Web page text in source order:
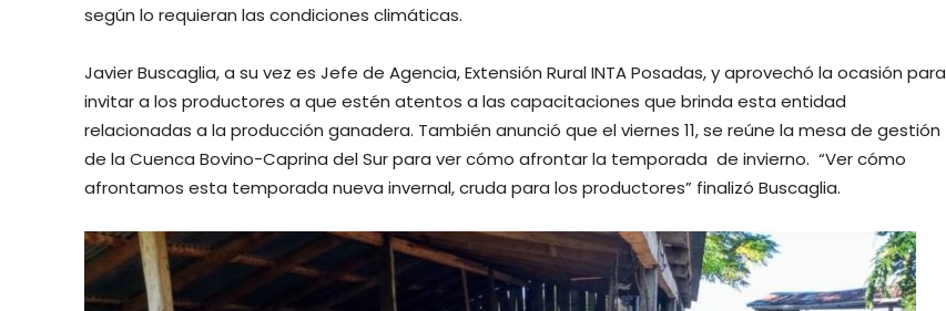
según lo requieran las condiciones climáticas.
Javier Buscaglia, a su vez es Jefe de Agencia, Extensión Rural INTA Posadas, y aprovechó la ocasión para
invitar a los productores a que estén atentos a las capacitaciones que brinda esta entidad
relacionadas a la producción ganadera. También anunció que el viernes 11, se reúne la mesa de gestión
de la Cuenca Bovino-Caprina del Sur para ver cómo afrontar la temporada de invierno. “Ver cómo
afrontamos esta temporada nueva invernal, cruda para los productores” finalizó Buscaglia.